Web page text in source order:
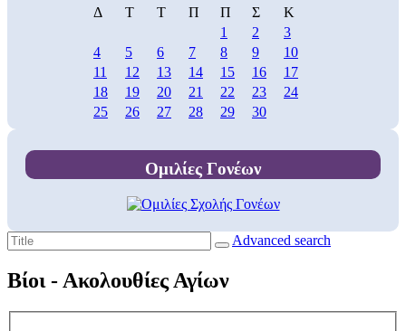
Δ
Τ Τ Π Π Σ
Κ
1
2
3
4
5 6 7 8 9
10
11
12 13 14 15 16
17
18
19 20 21 22 23
24
25
26 27 28 29 30
Ομιλίες Γονέων
Advanced search
Βίοι - Ακολουθίες Αγίων